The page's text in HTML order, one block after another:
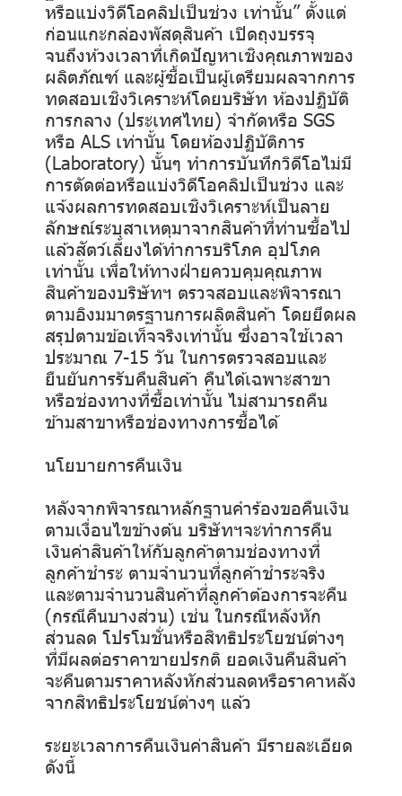
หรือแบ่งวิดีโอคลิปเป็นช่วง เท่านั้น” ตั้งแต่
ก่อนแกะกล่องพัสดุสินค้า เปิดถุงบรรจุ
จนถึงห้วงเวลาที่เกิดปัญหาเชิงคุณภาพของ
ผลิตภัณฑ์ และผู้ซื้อเป็นผู้เตรียมผลจากการ
ทดสอบเชิงวิเคราะห์โดยบริษัท ห้องปฏิบัติ
การกลาง (ประเทศไทย) จำกัดหรือ SGS
หรือ ALS เท่านั้น โดยห้องปฏิบัติการ
(Laboratory) นั้นๆ ทำการบันทึกวิดีโอไม่มี
การตัดต่อหรือแบ่งวิดีโอคลิปเป็นช่วง และ
แจ้งผลการทดสอบเชิงวิเคราะห์เป็นลาย
ลักษณ์ระบุสาเหตุมาจากสินค้าที่ท่านซื้อไป
แล้วสัตว์เลี้ยงได้ทำการบริโภค อุปโภค
เท่านั้น เพื่อให้ทางฝ่ายควบคุมคุณภาพ
สินค้าของบริษัทฯ ตรวจสอบและพิจารณา
ตามอิงมมาตรฐานการผลิตสินค้า โดยยึดผล
สรุปตามข้อเท็จจริงเท่านั้น ซึ่งอาจใช้เวลา
ประมาณ 7-15 วัน ในการตรวจสอบและ
ยืนยันการรับคืนสินค้า คืนได้เฉพาะสาขา
หรือช่องทางที่ซื้อเท่านั้น ไม่สามารถคืน
ข้ามสาขาหรือช่องทางการซื้อได้
นโยบายการคืนเงิน
หลังจากพิจารณาหลักฐานคำร้องขอคืนเงิน
ตามเงื่อนไขข้างต้น บริษัทฯจะทำการคืน
เงินค่าสินค้าให้กับลูกค้าตามช่องทางที่
ลูกค้าชำระ ตามจำนวนที่ลูกค้าชำระจริง
และตามจำนวนสินค้าที่ลูกค้าต้องการจะคืน
(กรณีคืนบางส่วน) เช่น ในกรณีหลังหัก
ส่วนลด โปรโมชั่นหรือสิทธิประโยชน์ต่างๆ
ที่มีผลต่อราคาขายปรกติ ยอดเงินคืนสินค้า
จะคืนตามราคาหลังหักส่วนลดหรือราคาหลัง
จากสิทธิประโยชน์ต่างๆ แล้ว
ระยะเวลาการคืนเงินค่าสินค้า มีรายละเอียด
ดังนี้